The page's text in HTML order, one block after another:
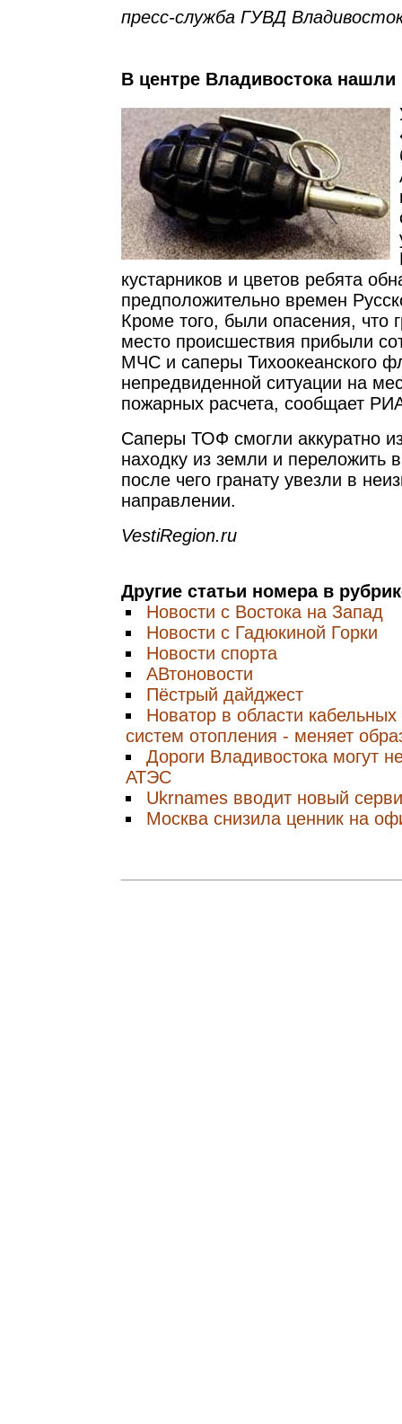
пресс-служба ГУВД
В центре Владивостока нашли
кустарников и цветов ребята
предположительно времен
Кроме того, были опасения, что
место происшествия прибыли
МЧС и саперы Тихоокеанского
непредвиденной ситуации на
пожарных расчета, сообщает
Саперы ТОФ смогли аккуратно
находку из земли и переложить
после чего гранату увезли в
направлении.
VestiRegion.ru
Другие статьи номера в
Новости с Востока на Запад
Новости с Гадюкиной Горки
Новости спорта
АВтоновости
Пёстрый дайджест
Новатор в области кабельных
систем отопления - меняет
Дороги Владивостока могут
АТЭС
Ukrnames вводит новый
Москва снизила ценник на